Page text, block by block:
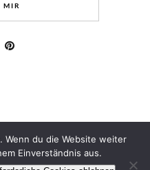
MIR
Wenn du die Website weiter
Einverständnis aus.